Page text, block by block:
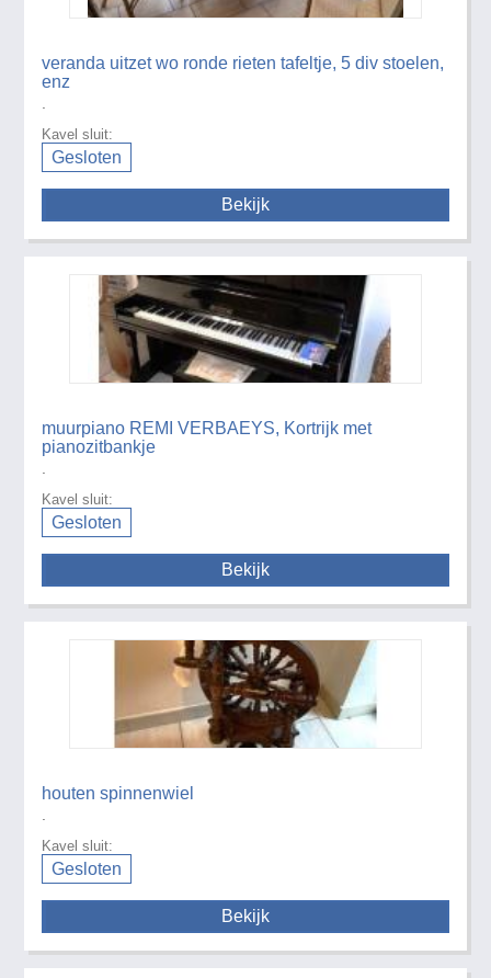
veranda uitzet wo ronde rieten tafeltje, 5 div stoelen,
enz
Kavel sluit:
Gesloten
Bekijk
muurpiano REMI VERBAEYS, Kortrijk met
pianozitbankje
Kavel sluit:
Gesloten
Bekijk
houten spinnenwiel
Kavel sluit:
Gesloten
Bekijk